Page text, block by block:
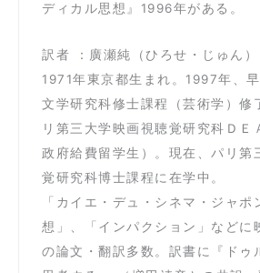
ディカル思想』1996年がある。
訳者 ：廣瀬純（ひろせ・じゅん）
1971年東京都生まれ。1997年、
文学研究科修士課程（芸術学）修
リ第三大学映画視聴覚研究科ＤＥ
政府給費留学生）。現在、パリ第
覚研究科博士課程に在学中。
「カイエ・デュ・シネマ・ジャポ
想」、「インパクション」などに
の論文・翻訳多数。訳書に『ド